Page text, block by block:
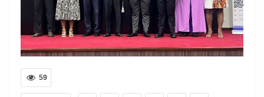
59